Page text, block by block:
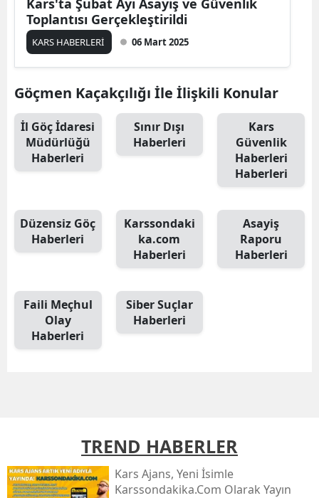
Kocaeli
Konya
Kütahya
Manisa
Kahramanmaraş
Sakarya
Kars'ta Şubat Ayı Asayiş ve Güvenlik
Toplantısı Gerçekleştirildi
KARS HABERLERİ 06 Mart 2025
Göçmen Kaçakçılığı İle İlişkili Konular
İl Göç İdaresi
Müdürlüğü
Haberleri
Sınır Dışı
Haberleri
Kars
Güvenlik
Haberleri
Haberleri
Düzensiz Göç
Haberleri
Karssondaki
ka.com
Haberleri
Asayiş
Raporu
Haberleri
Faili Meçhul
Olay
Haberleri
Siber Suçlar
Haberleri
TREND HABERLER
Kars Ajans, Yeni İsimle
Karssondakika.com Olarak Yayın